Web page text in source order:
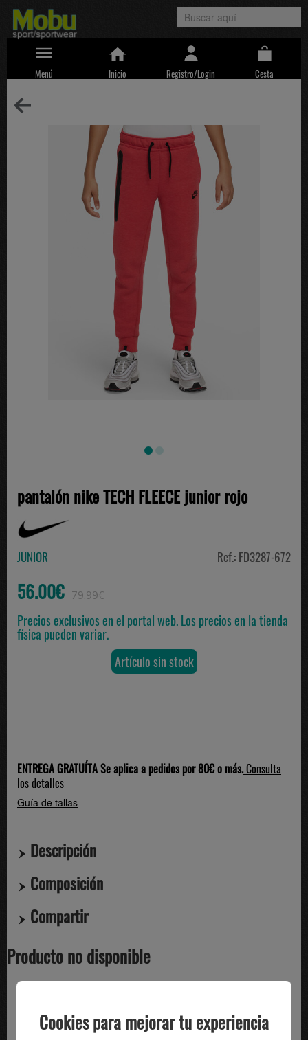
Menú Inicio Registro/Login Cesta
pantalón nike TECH FLEECE junior rojo
JUNIOR Ref.: FD3287-672
56.00€ 79.99€
Precios exclusivos en el portal web. Los precios en la tienda
física pueden variar.
Artículo sin stock
ENTREGA GRATUÍTA Se aplica a pedidos por 80€ o más.Consulta
los detalles
Guía de tallas
Descripción
Composición
Compartir
Producto no disponible
TE PUEDE INTERESAR
Cookies para mejorar tu experiencia